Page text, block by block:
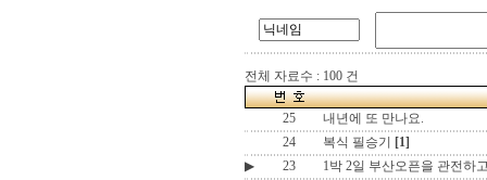
전체 자료수 : 100 건
25
내년에 또 만나요.
24
복식 필승기
[1]
▶
23
1박 2일 부산오픈을 관전하